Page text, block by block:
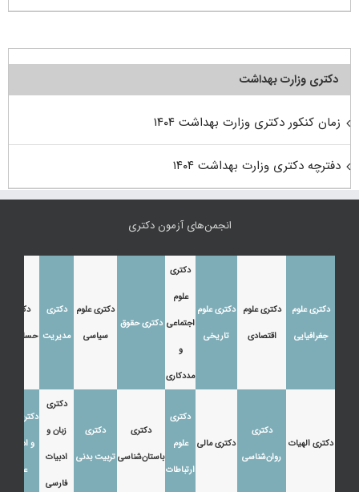
دکتری وزارت بهداشت
زمان کنکور دکتری وزارت بهداشت ۱۴۰۴
دفترچه دکتری وزارت بهداشت ۱۴۰۴
انجمن‌های آزمون دکتری
دکتری علوم
جغرافیایی
دکتری علوم
اقتصادی
دکتری علوم
تاریخی
دکتری
علوم
اجتماعی
و
مددکاری
دکتری حقوق
دکتری علوم
سیاسی
دکتری
مدیریت
دکتری
حسابداری
دکتری الهیات
دکتری
روان‌شناسی
دکتری مالی
دکتری
علوم
ارتباطات
دکتری
باستان‌شناسی
دکتری
تربیت بدنی
دکتری
زبان و
ادبیات
فارسی
دکتری زبان
و ادبیات
عرب